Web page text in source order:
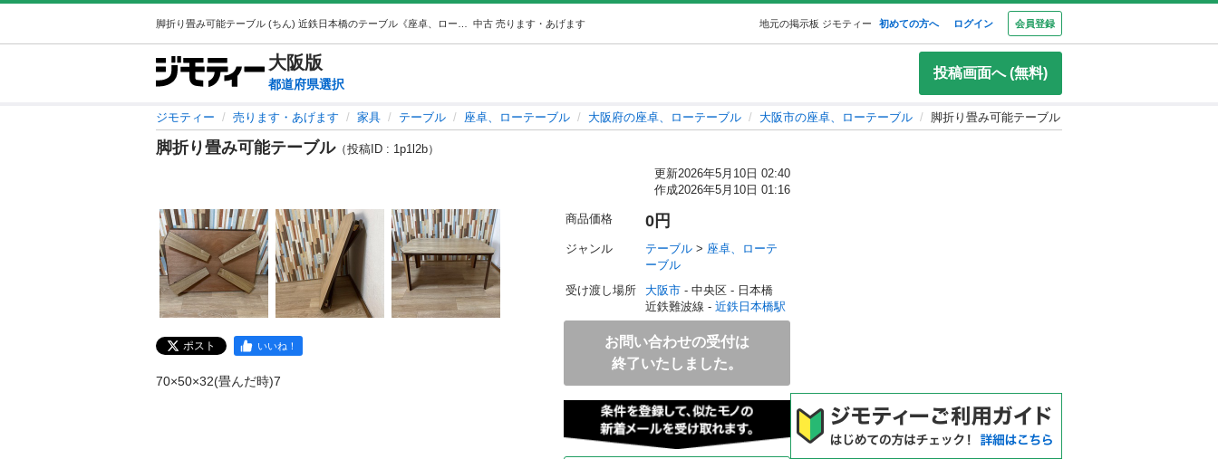
中古 売ります・あげます 地元の掲示板 ジモティー 初めての方へ ログイン 会員登録
大阪版
都道府県選択
投稿画面へ (無料)
ジモティー 売ります・あげます 家具 テーブル 座卓、ローテーブル 大阪府の座卓、ローテーブル 大阪市の座卓、ローテーブル 脚折り畳み可能テーブル
脚折り畳み可能テーブル（投稿ID : 1p1l2b）
更新2026年5月10日 02:40
作成2026年5月10日 01:16
ポスト いいね！
70×50×32(畳んだ時)7
商品価格 0円
ジャンル テーブル > 座卓、ローテ
ーブル
受け渡し場所
大阪市 - 中央区 - 日本橋
近鉄難波線 - 近鉄日本橋駅
お問い合わせの受付は
終了いたしました。